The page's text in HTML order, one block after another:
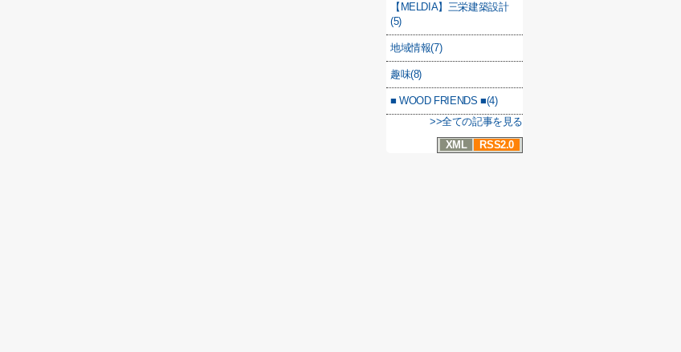
【MELDIA】三栄建築設計
(5)
地域情報(7)
趣味(8)
■ WOOD FRIENDS ■(4)
>>全ての記事を見る
XML
RSS2.0